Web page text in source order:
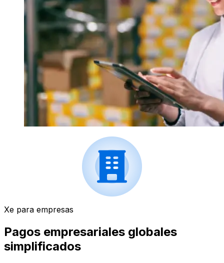
Xe para empresas
Pagos empresariales globales
simplificados